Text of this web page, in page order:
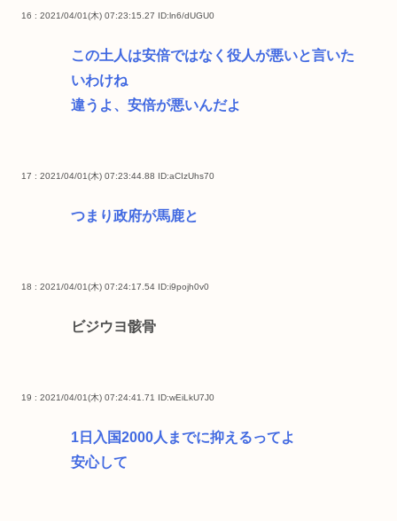
16 : 2021/04/01(木) 07:23:15.27 ID:ln6/dUGU0
この土人は安倍ではなく役人が悪いと言いた
いわけね
違うよ、安倍が悪いんだよ
17 : 2021/04/01(木) 07:23:44.88 ID:aCIzUhs70
つまり政府が馬鹿と
18 : 2021/04/01(木) 07:24:17.54 ID:i9pojh0v0
ビジウヨ骸骨
19 : 2021/04/01(木) 07:24:41.71 ID:wEiLkU7J0
1日入国2000人までに抑えるってよ
安心して